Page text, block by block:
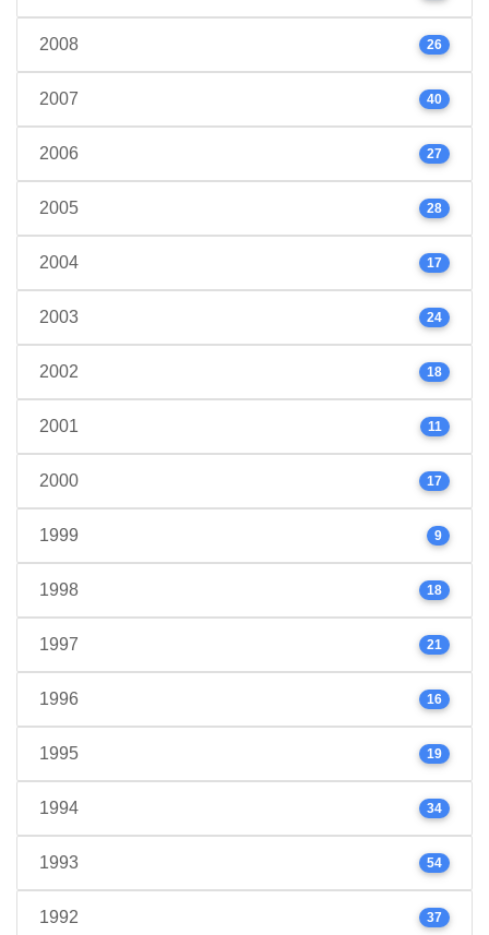
2008 26
2007 40
2006 27
2005 28
2004 17
2003 24
2002 18
2001 11
2000 17
1999 9
1998 18
1997 21
1996 16
1995 19
1994 34
1993 54
1992 37